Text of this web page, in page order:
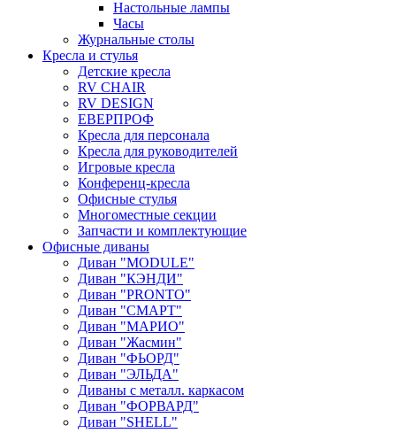
Настольные лампы
Часы
Журнальные столы
Кресла и стулья
Детские кресла
RV CHAIR
RV DESIGN
ЕВЕРПРОФ
Кресла для персонала
Кресла для руководителей
Игровые кресла
Конференц-кресла
Офисные стулья
Многоместные секции
Запчасти и комплектующие
Офисные диваны
Диван "MODULE"
Диван "КЭНДИ"
Диван "PRONTO"
Диван "СМАРТ"
Диван "МАРИО"
Диван "Жасмин"
Диван "ФЬОРД"
Диван "ЭЛЬДА"
Диваны с металл. каркасом
Диван "ФОРВАРД"
Диван "SHELL"